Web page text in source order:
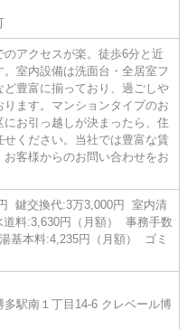
アクセスが楽。徒歩6分と近
室内設備は洗面台・全居室フ
ど豊富に揃っており、過ごしや
ます。マンションタイプのお
お引っ越しが決まったら、住
せください。当社では豊富な賃
客様からのお問い合わせをお
鍵交換代:3万3,000円 室内清
料:3,630円（月額） 事務手数
基本料:4,235円（月額） ゴミ
駅南１丁目14-6 クレベール博